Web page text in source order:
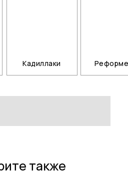
Кадиллаки
также